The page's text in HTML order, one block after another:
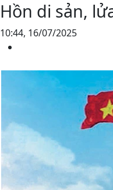
Hồn di sản,
10:44, 16/07/2025